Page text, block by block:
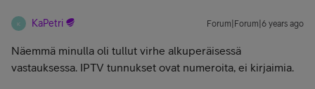
K KaPetri Forum|Forum|6 years ago
Näemmä minulla oli tullut virhe alkuperäisessä
vastauksessa. IPTV tunnukset ovat numeroita, ei kirjaimia.